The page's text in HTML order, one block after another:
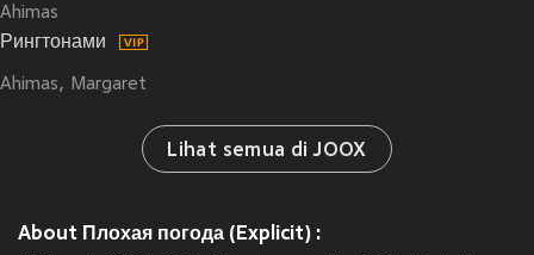
Ahimas
Рингтонами
Ahimas Margaret
Lihat semua di JOOX
About Плохая погода (Explicit) :